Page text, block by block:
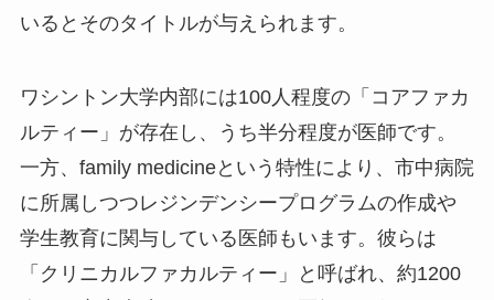
いるとそのタイトルが与えられます。
ワシントン大学内部には100人程度の「コアファカ
ルティー」が存在し、うち半分程度が医師です。
一方、family medicineという特性により、市中病院
に所属しつつレジンデンシープログラムの作成や
学生教育に関与している医師もいます。彼らは
「クリニカルファカルティー」と呼ばれ、約1200